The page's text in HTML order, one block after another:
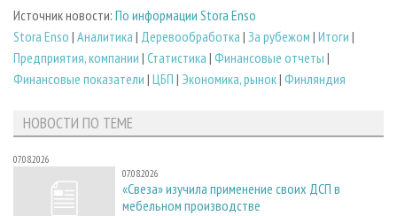
Источник новости: По информации Stora Enso
Stora Enso | Аналитика | Деревообработка | За рубежом | Итоги |
Предприятия, компании | Статистика | Финансовые отчеты |
Финансовые показатели | ЦБП | Экономика, рынок| Финляндия
НОВОСТИ ПО ТЕМЕ
07.08.2026
07.08.2026
«Свеза» изучила применение своих ДСП в
мебельном производстве